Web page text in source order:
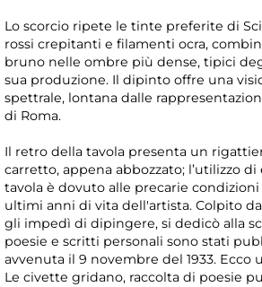
Lo scorcio ripete le tinte preferite di
rossi crepitanti e filamenti ocra,
bruno nelle ombre più dense, tipici
sua produzione. Il dipinto offre una
spettrale, lontana dalle
di Roma.
Il retro della tavola presenta un
carretto, appena abbozzato; l’utilizzo
tavola è dovuto alle precarie
ultimi anni di vita dell'artista. Colpito
gli impedì di dipingere, si dedicò alla
poesie e scritti personali sono stati
avvenuta il 9 novembre del 1933. Ecco
Le civette gridano, raccolta di poesie